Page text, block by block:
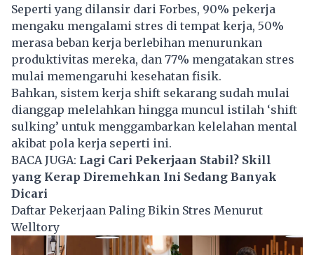
Seperti yang dilansir dari Forbes, 90% pekerja
mengaku mengalami stres di tempat kerja, 50%
merasa beban kerja berlebihan menurunkan
produktivitas mereka, dan 77% mengatakan stres
mulai memengaruhi kesehatan fisik.
Bahkan, sistem kerja shift sekarang sudah mulai
dianggap melelahkan hingga muncul istilah ‘shift
sulking’ untuk menggambarkan kelelahan mental
akibat pola kerja seperti ini.
BACA JUGA: Lagi Cari Pekerjaan Stabil? Skill
yang Kerap Diremehkan Ini Sedang Banyak
Dicari
Daftar Pekerjaan Paling Bikin Stres Menurut
Welltory